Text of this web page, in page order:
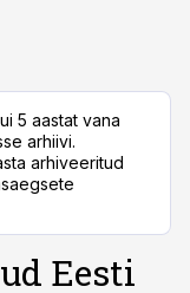
5 aastat vana
arhiivi.
arhiveeritud
Eesti